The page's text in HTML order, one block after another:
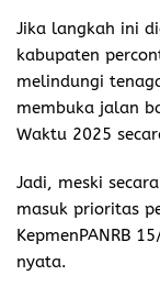
Jika langkah ini
kabupaten
melindungi
membuka jalan
Waktu 2025
Jadi, meski
masuk prioritas
KepmenPANRB
nyata.